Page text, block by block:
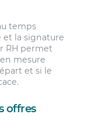
temps
et la signature
RH permet
mesure
et si le
offres